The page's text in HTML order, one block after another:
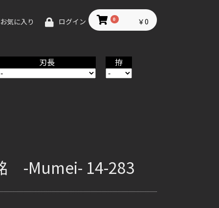
お気に入り ログイン 0 ￥0
刃長 拵
-Mumei- 14-283